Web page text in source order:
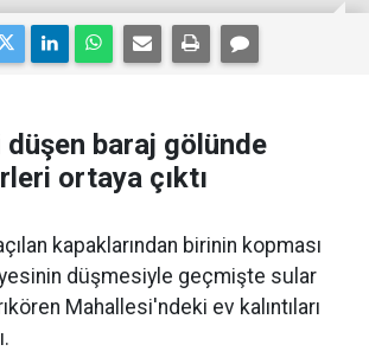
baraj gölünde
ortaya çıktı
kapaklarından birinin kopması
düşmesiyle geçmişte sular
Mahallesi'ndeki ev kalıntıları